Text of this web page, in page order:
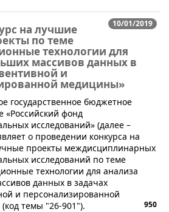
10/01/2019
на лучшие
по теме
технологии для
массивов данных в
и
медицины»
государственное бюджетное
«Российский фонд
исследований» (далее –
о проведении конкурса на
проекты междисциплинарных
исследований по теме
технологии для анализа
данных в задачах
и персонализированной
темы "26-901").
950